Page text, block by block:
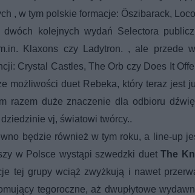
, w tym polskie formacje: Öszibarack,
kolejnych wydań Selectora
Klaxons czy Ladytron. , ale przede
Crystal Castles, The Orb czy Does It
możliwości duet Rebeka, który teraz jest
razem duże znaczenie dla odbioru
vj, światowi twórcy..
będzie również w tym roku, a line-up
w Polsce wystąpi szwedzki duetThe
tej grupy wciąż zwyżkują i nawet
tegoroczne, aż dwupłytowe